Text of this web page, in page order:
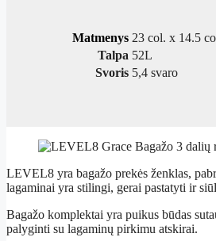
Matmenys 23 col. x 14.5
Talpa 52L
Svoris 5,4 svaro
LEVEL8 yra bagažo prekės ženklas,
lagaminai yra stilingi, gerai pastatyti ir
Bagažo komplektai yra puikus būdas
palyginti su lagaminų pirkimu atskirai.